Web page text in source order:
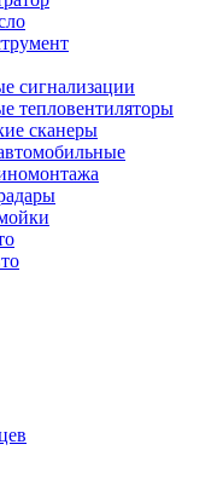
сигнализации
тепловентиляторы
сканеры